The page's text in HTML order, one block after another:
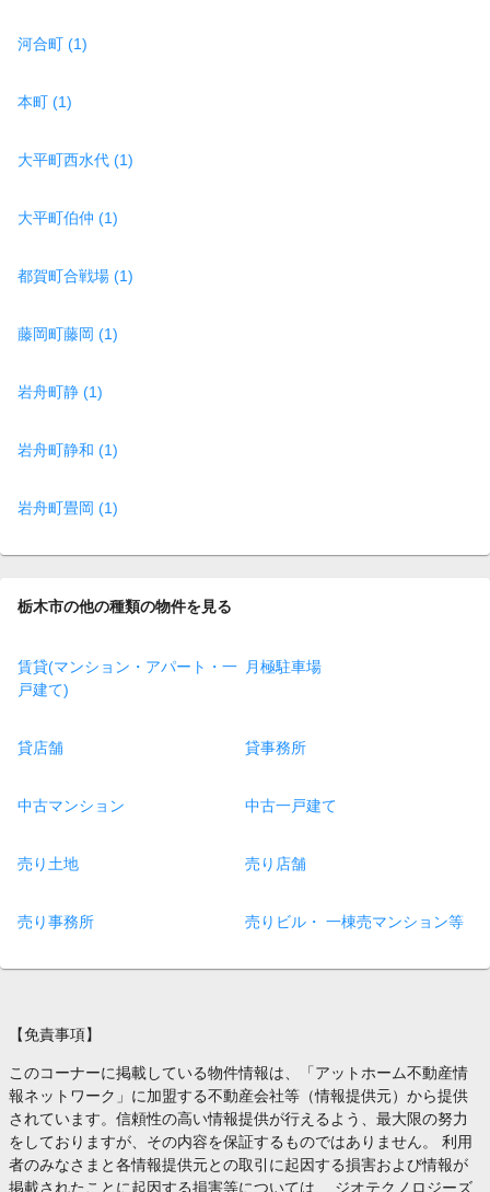
河合町 (1)
本町 (1)
大平町西水代 (1)
大平町伯仲 (1)
都賀町合戦場 (1)
藤岡町藤岡 (1)
岩舟町静 (1)
岩舟町静和 (1)
岩舟町畳岡 (1)
栃木市の他の種類の物件を見る
賃貸(マンション・アパート・一
戸建て)
月極駐車場
貸店舗 貸事務所
中古マンション 中古一戸建て
売り土地 売り店舗
売り事務所 売りビル・ 一棟売マンション等
【免責事項】
このコーナーに掲載している物件情報は、「アットホーム不動産情
報ネットワーク」に加盟する不動産会社等（情報提供元）から提供
されています。信頼性の高い情報提供が行えるよう、最大限の努力
をしておりますが、その内容を保証するものではありません。 利用
者のみなさまと各情報提供元との取引に起因する損害および情報が
掲載されたことに起因する損害等については、 ジオテクノロジーズ